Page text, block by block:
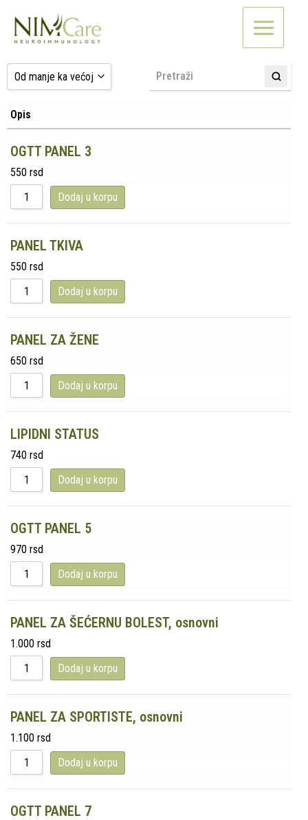
Od manje ka većoj
Od manje ka većoj
Opis
OGTT PANEL 3
550 rsd
Dodaj u korpu
PANEL TKIVA
550 rsd
Dodaj u korpu
PANEL ZA ŽENE
650 rsd
Dodaj u korpu
LIPIDNI STATUS
740 rsd
Dodaj u korpu
OGTT PANEL 5
970 rsd
Dodaj u korpu
PANEL ZA ŠEĆERNU BOLEST, osnovni
1.000 rsd
Dodaj u korpu
PANEL ZA SPORTISTE, osnovni
1.100 rsd
Dodaj u korpu
OGTT PANEL 7